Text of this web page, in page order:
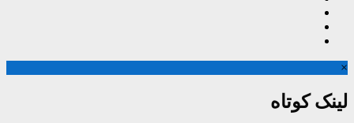
×
لینک کوتاه